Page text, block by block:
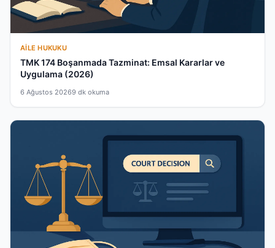
AILE HUKUKU
TMK 174 Boşanmada Tazminat: Emsal Kararlar ve
Uygulama (2026)
6 Ağustos 20269 dk okuma